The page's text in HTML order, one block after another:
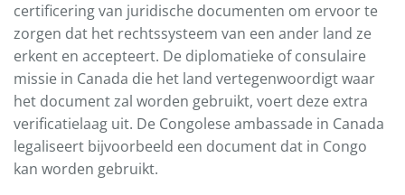
certificering van juridische documenten om ervoor te
zorgen dat het rechtssysteem van een ander land ze
erkent en accepteert. De diplomatieke of consulaire
missie in Canada die het land vertegenwoordigt waar
het document zal worden gebruikt, voert deze extra
verificatielaag uit. De Congolese ambassade in Canada
legaliseert bijvoorbeeld een document dat in Congo
kan worden gebruikt.